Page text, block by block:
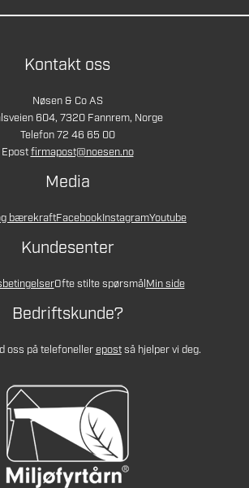
Kontakt oss
Nøsen & Co AS
604, 7320 Fannrem, Norge
Telefon 72 46 65 00
Epostfirmapost@noesen.no
Media
bærekraftFacebookInstagramYoutube
Kundesenter
Ofte stilte spørsmålMin side
Bedriftskunde?
oss på telefonellerepostså hjelper vi deg.